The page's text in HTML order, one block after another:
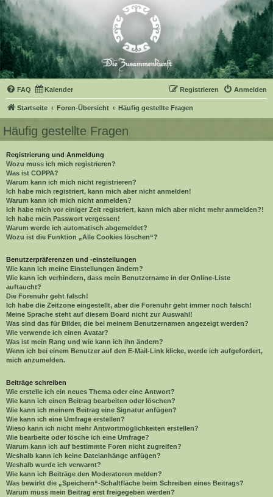
FAQ Kalender Anmelden
Registrieren
Startseite Foren-Übersicht Häufig gestellte Fragen
Häufig gestellte Fragen
Registrierung und Anmeldung
Wozu muss ich mich registrieren?
Was ist COPPA?
Warum kann ich mich nicht registrieren?
Ich habe mich registriert, kann mich aber nicht anmelden!
Warum kann ich mich nicht anmelden?
Ich habe mich vor einiger Zeit registriert, kann mich aber nicht mehr anmelden?!
Ich habe mein Passwort vergessen!
Warum werde ich automatisch abgemeldet?
Wozu ist die Funktion „Alle Cookies löschen“?
Benutzerpräferenzen und -einstellungen
Wie kann ich meine Einstellungen ändern?
Wie kann ich verhindern, dass mein Benutzername in der Online-Liste
auftaucht?
Die Forenuhr geht falsch!
Ich habe die Zeitzone eingestellt, aber die Forenuhr geht immer noch falsch!
Meine Sprache steht auf diesem Board nicht zur Auswahl!
Was sind das für Bilder, die bei meinem Benutzernamen angezeigt werden?
Wie verwende ich einen Avatar?
Was ist mein Rang und wie kann ich ihn ändern?
Wenn ich bei einem Benutzer auf den E-Mail-Link klicke, werde ich aufgefordert,
mich anzumelden.
Beiträge schreiben
Wie erstelle ich ein neues Thema oder eine Antwort?
Wie kann ich einen Beitrag bearbeiten oder löschen?
Wie kann ich meinem Beitrag eine Signatur anfügen?
Wie kann ich eine Umfrage erstellen?
Wieso kann ich nicht mehr Antwortmöglichkeiten erstellen?
Wie bearbeite oder lösche ich eine Umfrage?
Warum kann ich auf bestimmte Foren nicht zugreifen?
Weshalb kann ich keine Dateianhänge anfügen?
Weshalb wurde ich verwarnt?
Wie kann ich Beiträge den Moderatoren melden?
Was bewirkt die „Speichern“-Schaltfläche beim Schreiben eines Beitrags?
Warum muss mein Beitrag erst freigegeben werden?